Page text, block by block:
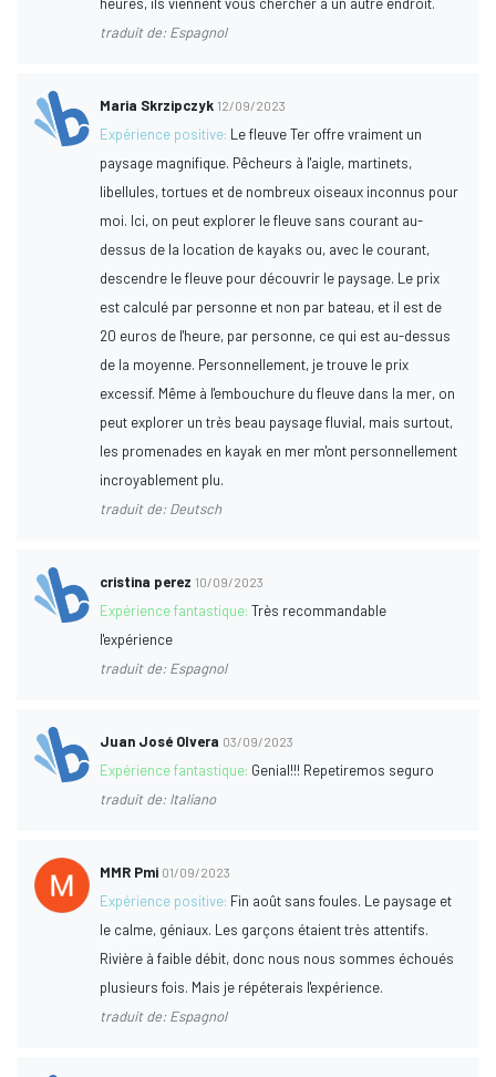
traduit de: Espagnol
Maria Skrzipczyk 12/09/2023
Expérience positive: Le fleuve Ter offre vraiment un
paysage magnifique. Pêcheurs à l'aigle, martinets,
libellules, tortues et de nombreux oiseaux inconnus pour
moi. Ici, on peut explorer le fleuve sans courant au-
dessus de la location de kayaks ou, avec le courant,
descendre le fleuve pour découvrir le paysage. Le prix
est calculé par personne et non par bateau, et il est de
20 euros de l'heure, par personne, ce qui est au-dessus
de la moyenne. Personnellement, je trouve le prix
excessif. Même à l'embouchure du fleuve dans la mer, on
peut explorer un très beau paysage fluvial, mais surtout,
les promenades en kayak en mer m'ont personnellement
incroyablement plu.
traduit de: Deutsch
cristina perez 10/09/2023
Expérience fantastique:Très recommandable
l'expérience
traduit de: Espagnol
Juan José Olvera 03/09/2023
Expérience fantastique: Genial!!! Repetiremos seguro
traduit de: Italiano
MMR Pmi 01/09/2023
Expérience positive: Fin août sans foules. Le paysage et
le calme, géniaux. Les garçons étaient très attentifs.
Rivière à faible débit, donc nous nous sommes échoués
plusieurs fois. Mais je répéterais l'expérience.
traduit de: Espagnol